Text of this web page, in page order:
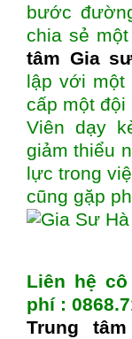
bước
chia sẻ
tâm Gia
lập với một
cấp một đội
Viên dạy
giảm thiểu
lực trong
cũng gặp
Liên hệ
phí :
Trung